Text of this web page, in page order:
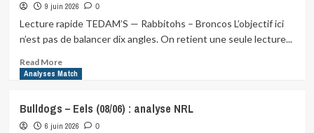
Roosters
(12/06)
analyse
NRL
9 juin 2026 0
Lecture rapide TEDAM’S — Rabbitohs – Broncos L’objectif ici
n’est pas de balancer dix angles. On retient une seule lecture...
Read MoreRead
more
–
Broncos
Analyses Match
Bulldogs – Eels (08/06) : analyse NRL
6 juin 2026 0